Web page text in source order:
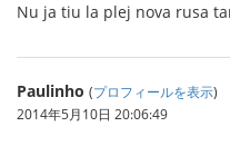
Nu ja tiu la plej nova rusa
Paulinho (プロフィールを表示)
2014年5月10日 20:06:49